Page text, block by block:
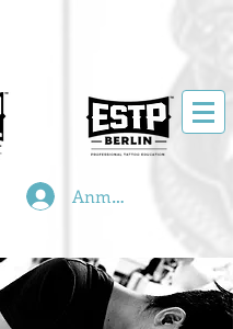
Anmelden